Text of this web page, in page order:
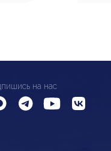
на нас